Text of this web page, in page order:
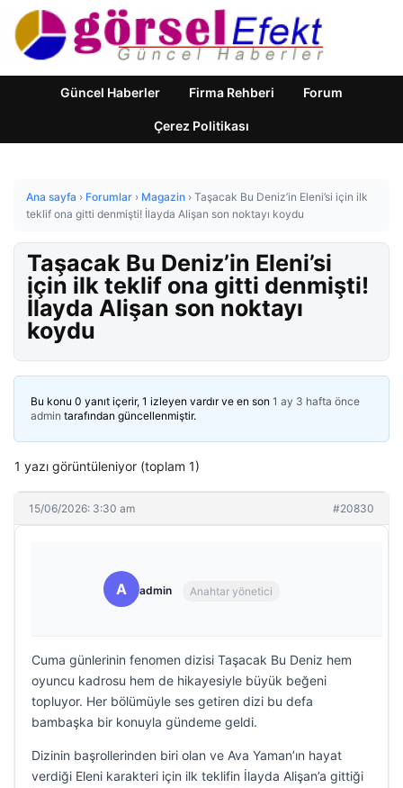
Güncel Haberler Firma Rehberi Forum
Çerez Politikası
Ana sayfa › Forumlar › Magazin › Taşacak Bu Deniz’in Eleni’si için ilk
teklif ona gitti denmişti! İlayda Alişan son noktayı koydu
Taşacak Bu Deniz’in Eleni’si
için ilk teklif ona gitti denmişti!
İlayda Alişan son noktayı
koydu
Bu konu 0 yanıt içerir, 1 izleyen vardır ve en son 1 ay 3 hafta önce
admin tarafından güncellenmiştir.
1 yazı görüntüleniyor (toplam 1)
15/06/2026: 3:30 am #20830
A admin Anahtar yönetici
Cuma günlerinin fenomen dizisi Taşacak Bu Deniz hem
oyuncu kadrosu hem de hikayesiyle büyük beğeni
topluyor. Her bölümüyle ses getiren dizi bu defa
bambaşka bir konuyla gündeme geldi.
Dizinin başrollerinden biri olan ve Ava Yaman’ın hayat
verdiği Eleni karakteri için ilk teklifin İlayda Alişan’a gittiği